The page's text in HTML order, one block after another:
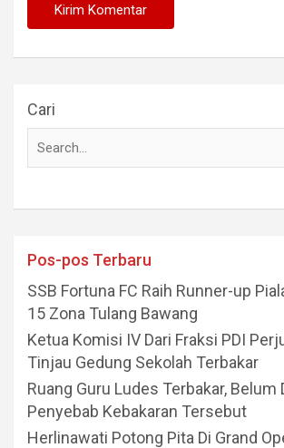
Cari
Pos-pos Terbaru
SSB Fortuna FC Raih Runner-up
15 Zona Tulang Bawang
Ketua Komisi IV Dari Fraksi PDI
Tinjau Gedung Sekolah Terbakar
Ruang Guru Ludes Terbakar, Belum
Penyebab Kebakaran Tersebut
Herlinawati Potong Pita Di Grand